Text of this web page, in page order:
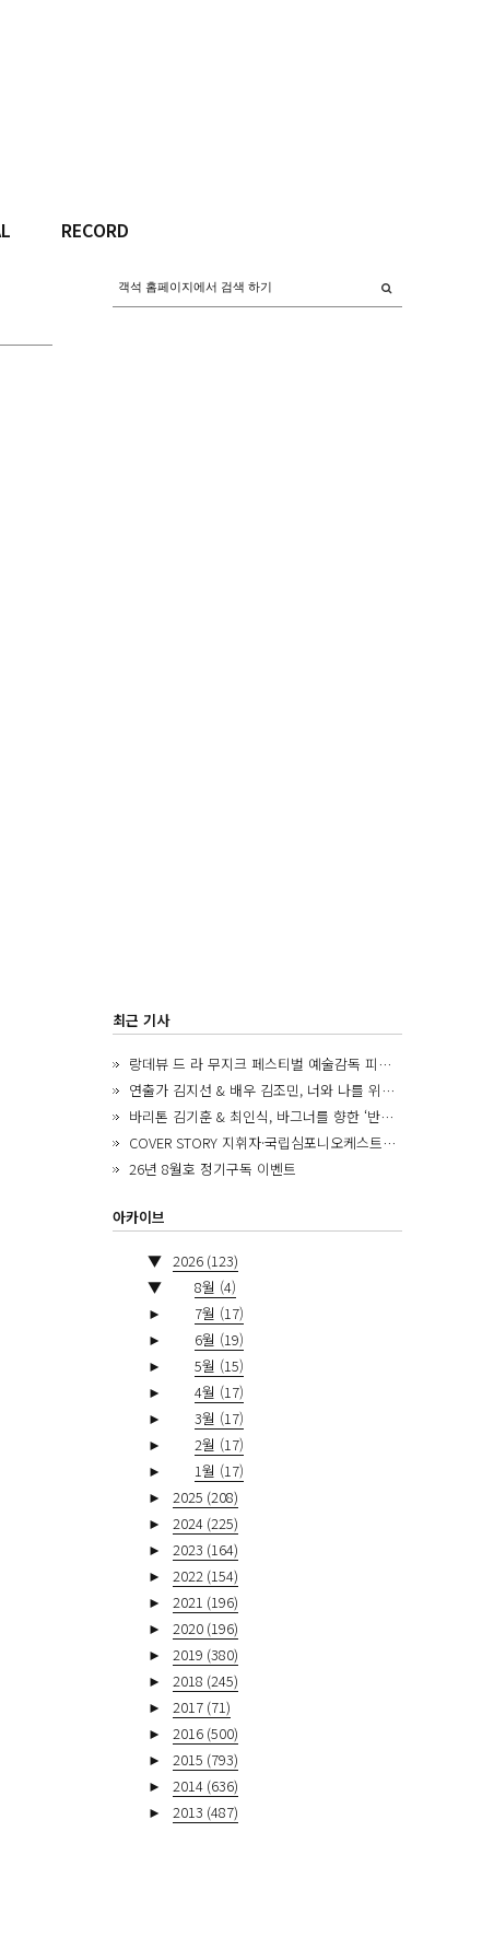
RECORD
최근 기사
랑데뷰 드 라 무지크 페스티벌 예술감독 피아니스트 김혜진, 5년간의 여정을 돌아보며
연출가 김지선 & 배우 김조민, 너와 나를 위한 ‘모두의 숲’에서 만나는 동심
바리톤 김기훈 & 최인식, 바그너를 향한 ‘반지 원정대’를 앞두고
COVER STORY 지휘자·국립심포니오케스트라 제8대 음악감독 로베르토 아바도
26년 8월호 정기구독 이벤트
아카이브
▼ 2026 (123)
▼
8월 (4)
►
7월 (17)
►
6월 (19)
►
5월 (15)
►
4월 (17)
►
3월 (17)
►
2월 (17)
►
1월 (17)
►
2025 (208)
►
2024 (225)
►
2023 (164)
►
2022 (154)
►
2021 (196)
►
2020 (196)
►
2019 (380)
►
2018 (245)
►
2017 (71)
►
2016 (500)
►
2015 (793)
►
2014 (636)
►
2013 (487)